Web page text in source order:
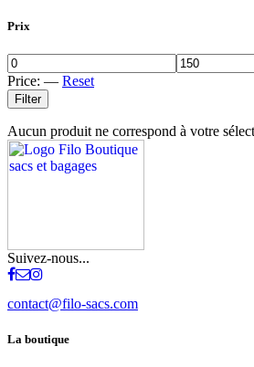
Prix
Price: — Reset
Filter
Aucun produit ne correspond à votre
Suivez-nous...
contact@filo-sacs.com
La boutique